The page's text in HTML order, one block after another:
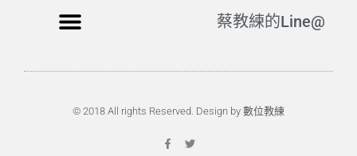
蔡教練的Line@
© 2018 All rights Reserved. Design by 數位教練